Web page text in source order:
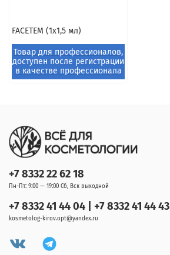
FACETEM (1х1,5 мл)
+7 8332 22 62 18
Пн-Пт: 9:00 — 19:00 Сб, Вск выходной
+7 8332 41 44 04 | +7 8332 41 44 43
kosmetolog-kirov.opt@yandex.ru